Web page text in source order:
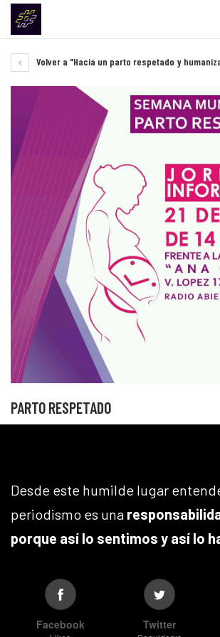
Volver a "Hacia un parto respetado y
PARTO RESPETADO
Desde este humilde lugar
periodismo es una
porque así lo sentimos y así lo
Facebook Twitter